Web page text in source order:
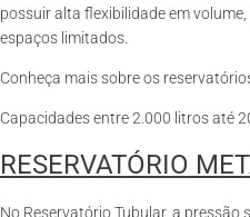
possuir alta flexibilidade em
espaços limitados.
Conheça mais sobre os
Capacidades entre 2.000 litros até
RESERVATÓRIO
No Reservatório Tubular, a pressão